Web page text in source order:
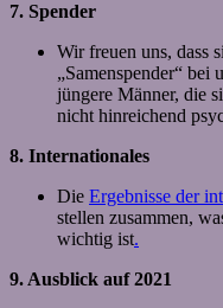
7. Spender
Wir freuen uns, dass
„Samenspender“ bei
jüngere Männer, die
nicht hinreichend
8. Internationales
Die Ergebnisse der
stellen zusammen,
wichtig ist.
9. Ausblick auf 2021